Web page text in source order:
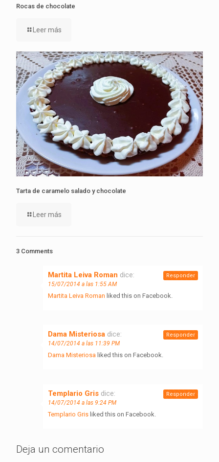
Rocas de chocolate
Leer más
Tarta de caramelo salado y chocolate
Leer más
3 Comments
Martita Leiva Roman dice:
15/07/2014 a las 1:55 AM
Martita Leiva Roman liked this on Facebook.
Responder
Dama Misteriosa dice:
14/07/2014 a las 11:39 PM
Dama Misteriosa liked this on Facebook.
Responder
Templario Gris dice:
14/07/2014 a las 9:24 PM
Templario Gris liked this on Facebook.
Responder
Deja un comentario